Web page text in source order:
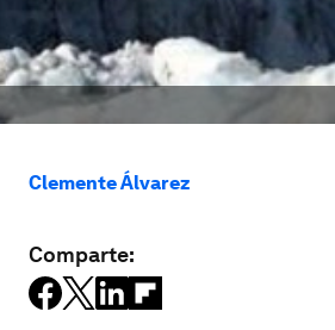
Clemente Álvarez
Comparte: